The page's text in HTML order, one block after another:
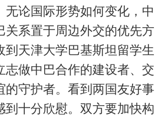
无论国际形势如何变化，中
关系置于周边外交的优先方
到天津大学巴基斯坦留学生
志做中巴合作的建设者、交
的守护者。看到两国友好事
到十分欣慰。双方要加快构